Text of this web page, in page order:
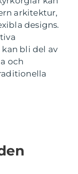
arkitektur,
designs.
bli del av
och